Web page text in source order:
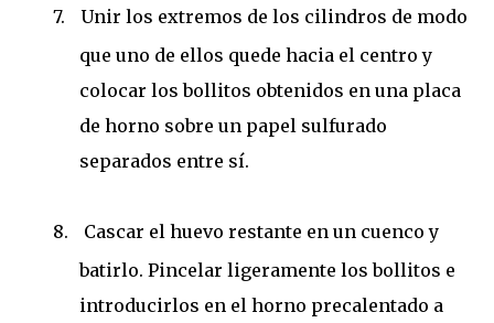
7.
Unir los extremos de los cilindros de modo
que uno de ellos quede hacia el centro y
colocar los bollitos obtenidos en una placa
de horno sobre un papel sulfurado
separados entre sí.
8.
Cascar el huevo restante en un cuenco y
batirlo. Pincelar ligeramente los bollitos e
introducirlos en el horno precalentado a